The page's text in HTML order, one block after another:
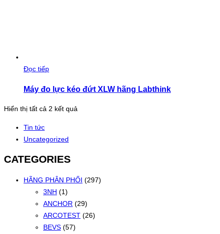
Đọc tiếp
Máy đo lực kéo đứt XLW hãng Labthink
Hiển thị tất cả 2 kết quả
Tin tức
Uncategorized
CATEGORIES
HÃNG PHÂN PHỐI (297)
3NH (1)
ANCHOR (29)
ARCOTEST (26)
BEVS (57)